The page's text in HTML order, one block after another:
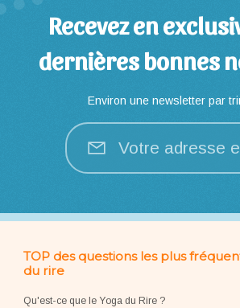
Recevez en
dernières bonnes
Environ une newsletter par
Votre adresse
TOP des questions les plus
du rire
Qu'est-ce que le Yoga du Rire ?